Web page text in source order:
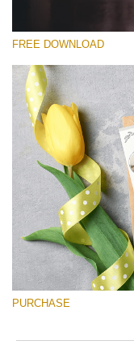
Free Font #46
Senior Price List
FREE DOWNLOAD
PURCHASE